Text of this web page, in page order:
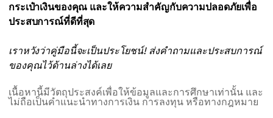
กระเป๋าเงินของคุณ และให้ความสำคัญกับความปลอดภัยเพื่อ
ประสบการณ์ที่ดีที่สุด
เราหวังว่าคู่มือนี้จะเป็นประโยชน์! ส่งคำถามและประสบการณ์
ของคุณไว้ด้านล่างได้เลย
เนื้อหานี้มีวัตถุประสงค์เพื่อให้ข้อมูลและการศึกษาเท่านั้น และ
ไม่ถือเป็นคำแนะนำทางการเงิน การลงทุน หรือทางกฎหมาย